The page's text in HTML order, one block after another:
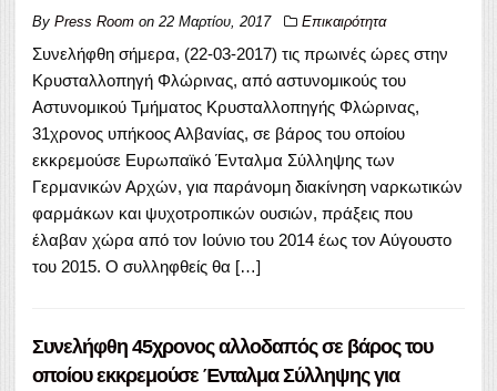
By Press Room on 22 Μαρτίου, 2017 Επικαιρότητα
Συνελήφθη σήμερα, (22-03-2017) τις πρωινές ώρες στην
Κρυσταλλοπηγή Φλώρινας, από αστυνομικούς του
Αστυνομικού Τμήματος Κρυσταλλοπηγής Φλώρινας,
31χρονος υπήκοος Αλβανίας, σε βάρος του οποίου
εκκρεμούσε Ευρωπαϊκό Ένταλμα Σύλληψης των
Γερμανικών Αρχών, για παράνομη διακίνηση ναρκωτικών
φαρμάκων και ψυχοτροπικών ουσιών, πράξεις που
έλαβαν χώρα από τον Ιούνιο του 2014 έως τον Αύγουστο
του 2015. Ο συλληφθείς θα […]
Συνελήφθη 45χρονος αλλοδαπός σε βάρος του
οποίου εκκρεμούσε Ένταλμα Σύλληψης για